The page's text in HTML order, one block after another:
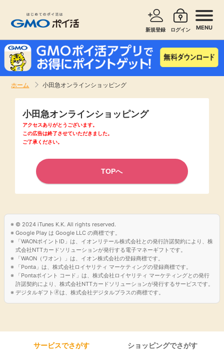
新規登録 ログイン MENU
ホーム 小田急オンラインショッピング
新着
即日還元
アンケート
ゲーム
買い物
サービスで探す ショッピングで探す
無料サービス
エンタメ
クレジットカード
暮らし
引っ越し
買取・査定
学び
美容・健康
小田急オンラインショッピング
アクセスありがとうございます。
この広告は終了させていただきました。
ご了承ください。
TOPへ
© 2024 iTunes K.K. All rights reserved.
Google Play は Google LLC の商標です。
「WAONポイントID」は、イオンリテール株式会社との発行許諾契約により、株
式会社NTTカードソリューションが発行する電子マネーギフトです。
「WAON（ワオン）」は、イオン株式会社の登録商標です。
「Ponta」は、株式会社ロイヤリティ マーケティングの登録商標です。
「Pontaポイント コード」は、株式会社ロイヤリティ マーケティングとの発行
許諾契約により、株式会社NTTカードソリューションが発行するサービスです。
デジタルギフト🄬は、株式会社デジタルプラスの商標です。
サービスでさがす ショッピングでさがす